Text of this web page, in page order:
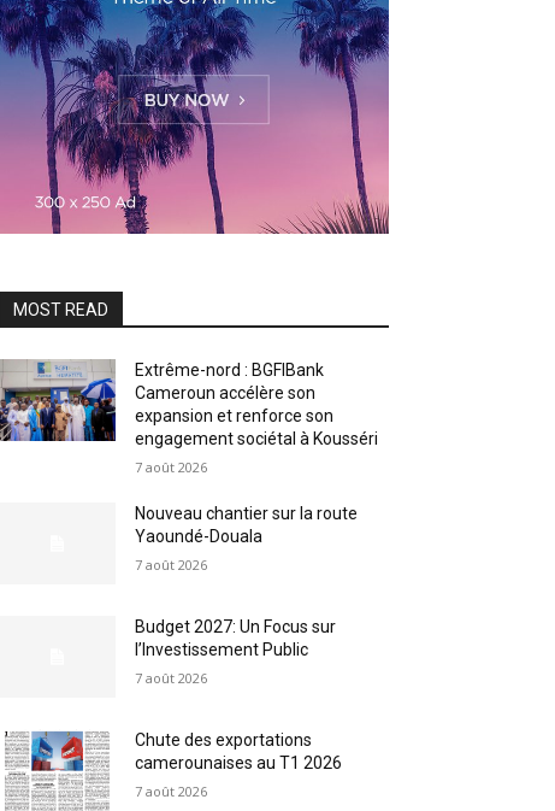
MOST READ
Extrême-nord : BGFIBank
Cameroun accélère son
expansion et renforce son
engagement sociétal à Kousséri
7 août 2026
Nouveau chantier sur la route
Yaoundé-Douala
7 août 2026
Budget 2027: Un Focus sur
l’Investissement Public
7 août 2026
Chute des exportations
camerounaises au T1 2026
7 août 2026